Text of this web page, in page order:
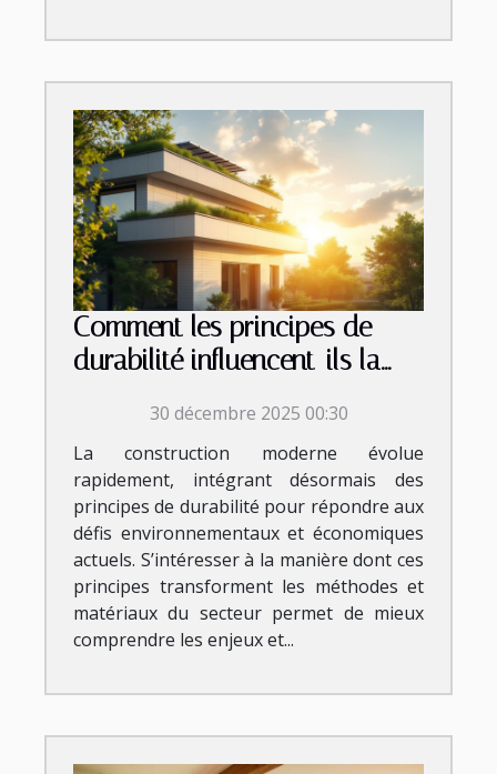
Comment les principes de
durabilité influencent-ils la
30 décembre 2025 00:30
La construction moderne évolue
rapidement, intégrant désormais des
principes de durabilité pour répondre aux
défis environnementaux et économiques
actuels. S’intéresser à la manière dont ces
principes transforment les méthodes et
matériaux du secteur permet de mieux
comprendre les enjeux et...